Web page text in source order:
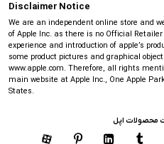
Disclaimer Notice
We are an independent online store and
of Apple Inc. as there is no Official
experience and introduction of apple’s
some product pictures and graphical
www.apple.com. Therefore, all rights
main website at Apple Inc., One Apple
States.
محصولات اپل